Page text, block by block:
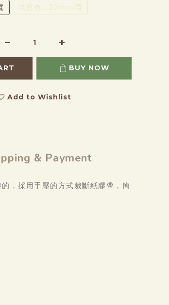
淡藍色：30mm寬
BUY NOW
Add to Wishlist
& Payment
，採用手壓的方式裁斷紙膠帶，簡